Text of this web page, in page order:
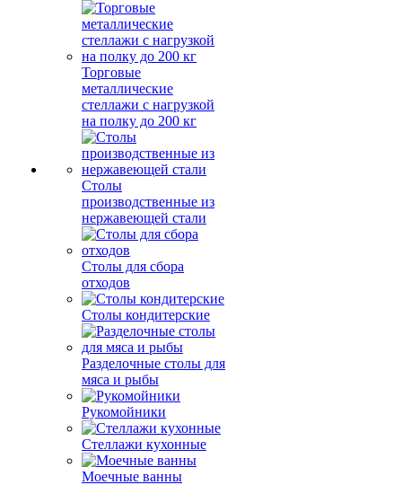
Торговые
металлические
стеллажи с нагрузкой
на полку до 200 кг
Столы
производственные из
нержавеющей стали
Столы для сбора
отходов
Столы кондитерские
Разделочные столы для
мяса и рыбы
Рукомойники
Стеллажи кухонные
Моечные ванны